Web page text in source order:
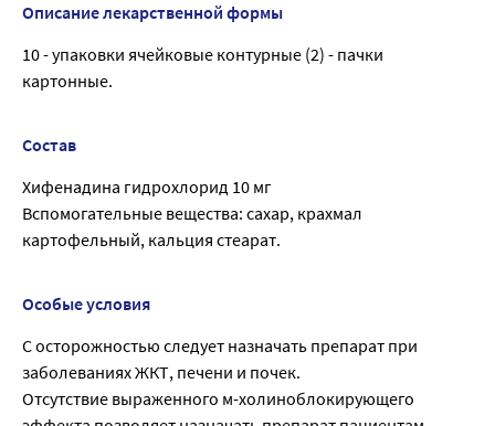
Описание лекарственной формы
10 - упаковки ячейковые контурные (2) - пачки
картонные.
Состав
Хифенадина гидрохлорид 10 мг
Вспомогательные вещества: сахар, крахмал
картофельный, кальция стеарат.
Особые условия
С осторожностью следует назначать препарат при
заболеваниях ЖКТ, печени и почек.
Отсутствие выраженного м-холиноблокирующего